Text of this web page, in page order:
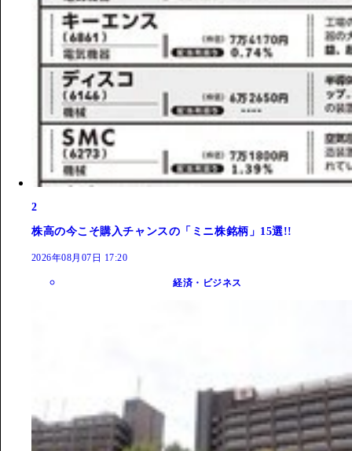
2
株高の今こそ購入チャンスの「ミニ株銘柄」15選!!
2026年08月07日 17:20
経済・ビジネス